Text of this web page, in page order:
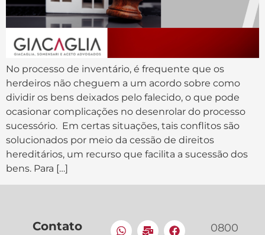
No processo de inventário, é frequente que os
herdeiros não cheguem a um acordo sobre como
dividir os bens deixados pelo falecido, o que pode
ocasionar complicações no desenrolar do processo
sucessório. Em certas situações, tais conflitos são
solucionados por meio da cessão de direitos
hereditários, um recurso que facilita a sucessão dos
bens. Para […]
Contato
0800